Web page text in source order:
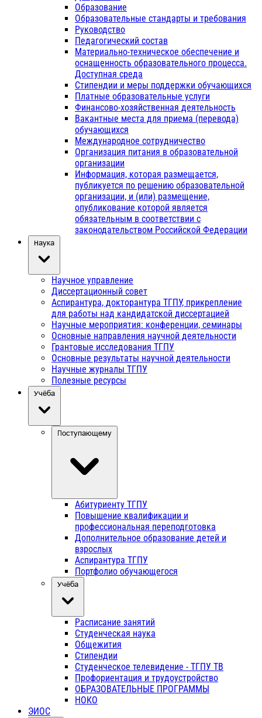
Образование
Образовательные стандарты и требования
Руководство
Педагогический состав
Материально-техническое обеспечение и
оснащенность образовательного процесса.
Доступная среда
Стипендии и меры поддержки обучающихся
Платные образовательные услуги
Финансово-хозяйственная деятельность
Вакантные места для приема (перевода)
обучающихся
Международное сотрудничество
Организация питания в образовательной
организации
Информация, которая размещается,
публикуется по решению образовательной
организации, и (или) размещение,
опубликование которой является
обязательным в соответствии с
законодательством Российской Федерации
Наука
Научное управление
Диссертационный совет
Аспирантура, докторантура ТГПУ, прикрепление
для работы над кандидатской диссертацией
Научные мероприятия: конференции, семинары
Основные направления научной деятельности
Грантовые исследования ТГПУ
Основные результаты научной деятельности
Научные журналы ТГПУ
Полезные ресурсы
Учёба
Поступающему
Абитуриенту ТГПУ
Повышение квалификации и
профессиональная переподготовка
Дополнительное образование детей и
взрослых
Аспирантура ТГПУ
Портфолио обучающегося
Учёба
Расписание занятий
Студенческая наука
Общежития
Стипендии
Студенческое телевидение - ТГПУ ТВ
Профориентация и трудоустройство
ОБРАЗОВАТЕЛЬНЫЕ ПРОГРАММЫ
НОКО
ЭИОС